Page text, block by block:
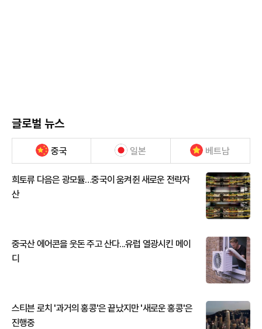
글로벌 뉴스
중국 일본 베트남
희토류 다음은 광모듈…중국이 움켜쥔 새로운 전략자
산
중국산 에어콘을 웃돈 주고 산다...유럽 열광시킨 메이
디
스티븐 로치 '과거의 홍콩'은 끝났지만 '새로운 홍콩'은
진행중